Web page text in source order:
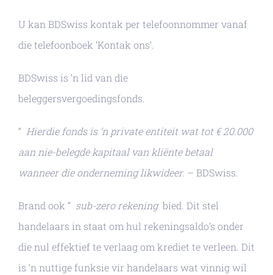
U kan BDSwiss kontak per telefoonnommer vanaf
die telefoonboek ‘Kontak ons’.
BDSwiss is ‘n lid van die
beleggersvergoedingsfonds.
“ Hierdie fonds is ‘n private entiteit wat tot € 20.000
aan nie-belegde kapitaal van kliënte betaal
wanneer die onderneming likwideer. – BDSwiss.
Brand ook ” sub-zero rekeningbied. Dit stel
handelaars in staat om hul rekeningsaldo’s onder
die nul effektief te verlaag om krediet te verleen. Dit
is ‘n nuttige funksie vir handelaars wat vinnig wil